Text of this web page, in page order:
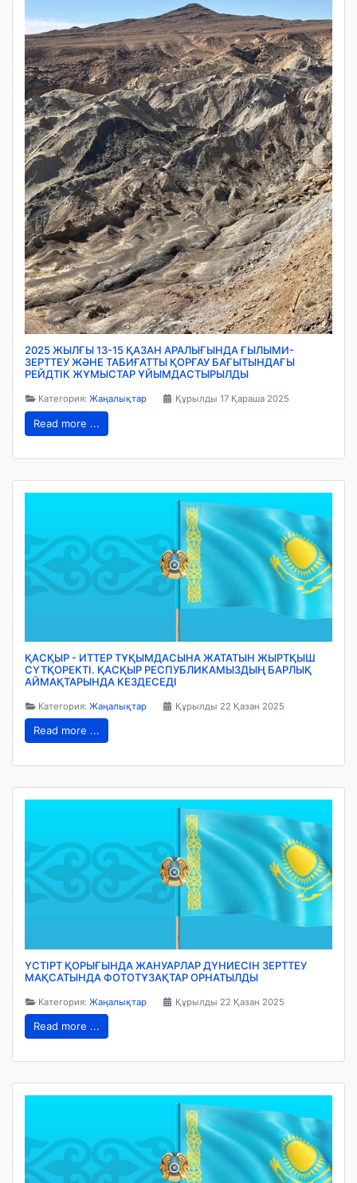
2025 ЖЫЛҒЫ 13-15 ҚАЗАН АРАЛЫҒЫНДА ҒЫЛЫМИ-
ЗЕРТТЕУ ЖӘНЕ ТАБИҒАТТЫ ҚОРҒАУ БАҒЫТЫНДАҒЫ
РЕЙДТІК ЖҰМЫСТАР ҰЙЫМДАСТЫРЫЛДЫ
Категория:Жаңалықтар Құрылды 17 Қараша 2025
Read more ...
ҚАСҚЫР - ИТТЕР ТҰҚЫМДАСЫНА ЖАТАТЫН ЖЫРТҚЫШ
СҮТҚОРЕКТІ. ҚАСҚЫР РЕСПУБЛИКАМЫЗДЫҢ БАРЛЫҚ
АЙМАҚТАРЫНДА КЕЗДЕСЕДІ
Категория:Жаңалықтар Құрылды 22 Қазан 2025
Read more ...
ҮСТІРТ ҚОРЫҒЫНДА ЖАНУАРЛАР ДҮНИЕСІН ЗЕРТТЕУ
МАҚСАТЫНДА ФОТОТҰЗАҚТАР ОРНАТЫЛДЫ
Категория:Жаңалықтар Құрылды 22 Қазан 2025
Read more ...